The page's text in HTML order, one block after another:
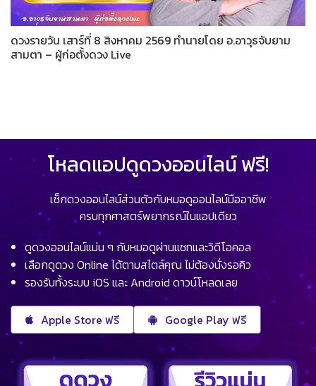
ดวงรายวัน เสาร์ที่ 8 สิงหาคม 2569 ทำนายโดย อ.อาวุธจับยาม
สามตา – ผู้ก่อตั้งดวง Live
โหลดแอปดูดวงออนไลน์ ฟรี!
เช็กดวงออนไลน์ส่วนตัวกับหมอดูออนไลน์มืออาชีพ
ครบทุกศาสตร์พยากรณ์ในแอปเดียว
ดูดวงออนไลน์แม่น ๆ กับหมอดูผ่านแชทและวิดีโอคอล
เลือกดูดวง Online ได้ตามสไตล์คุณ ไม่ต้องนั่งรอคิว
รองรับทั้งระบบ iOS และ Android ดาวน์โหลดเลย
Apple Store ฟรี Google Play ฟรี